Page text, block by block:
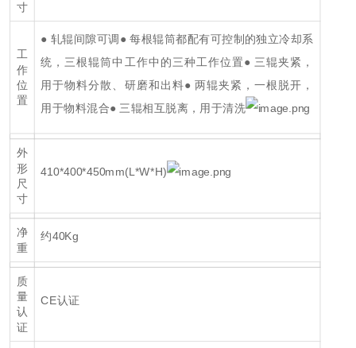
寸
工
作
位
置
● 轧辊间隙可调 ● 每根辊筒都配有可控制的独立冷却系
统，三根辊筒中工作中的三种工作位置● 三辊夹紧，
用于物料分散、研磨和出料● 两辊夹紧，一根脱开，
用于物料混合● 三辊相互脱离，用于清洗
外
形
尺
寸
410*400*450mm(L*W*H)
净
重
约40Kg
质
量
认
证
CE认证